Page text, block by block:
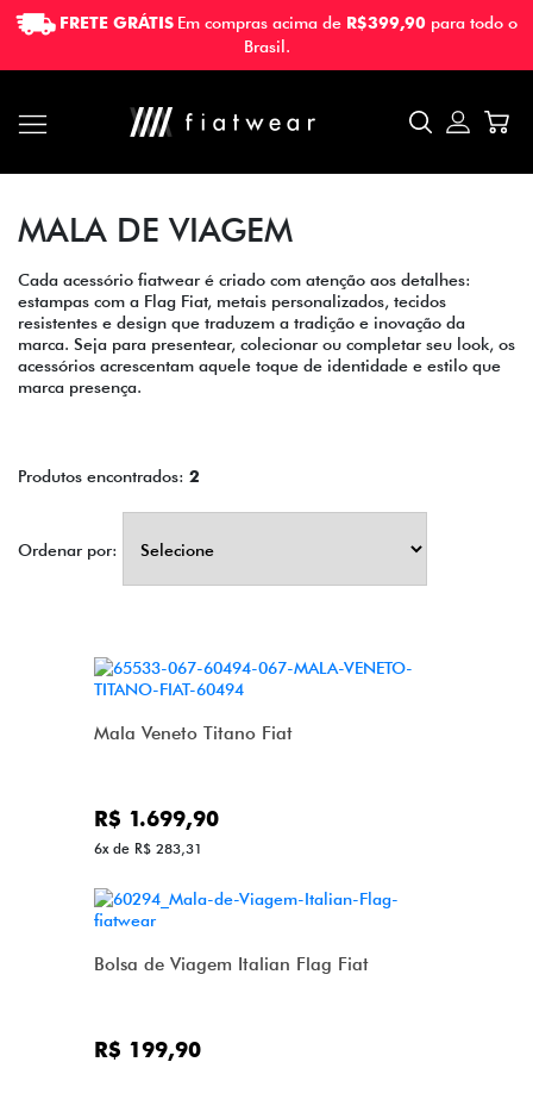
FRETE GRÁTIS Em compras acima de R$399,90 para todo o
Brasil.
FRETE GRÁTIS Em compras acima de R$399,90 para todo o
Brasil.
MALA DE VIAGEM
Cada acessório fiatwear é criado com atenção aos detalhes:
estampas com a Flag Fiat, metais personalizados, tecidos
resistentes e design que traduzem a tradição e inovação da
marca. Seja para presentear, colecionar ou completar seu look, os
acessórios acrescentam aquele toque de identidade e estilo que
marca presença.
Produtos encontrados: 2
Ordenar por:
Mala Veneto Titano Fiat
R$ 1.699,90
6x de R$ 283,31
Bolsa de Viagem Italian Flag Fiat
R$ 199,90